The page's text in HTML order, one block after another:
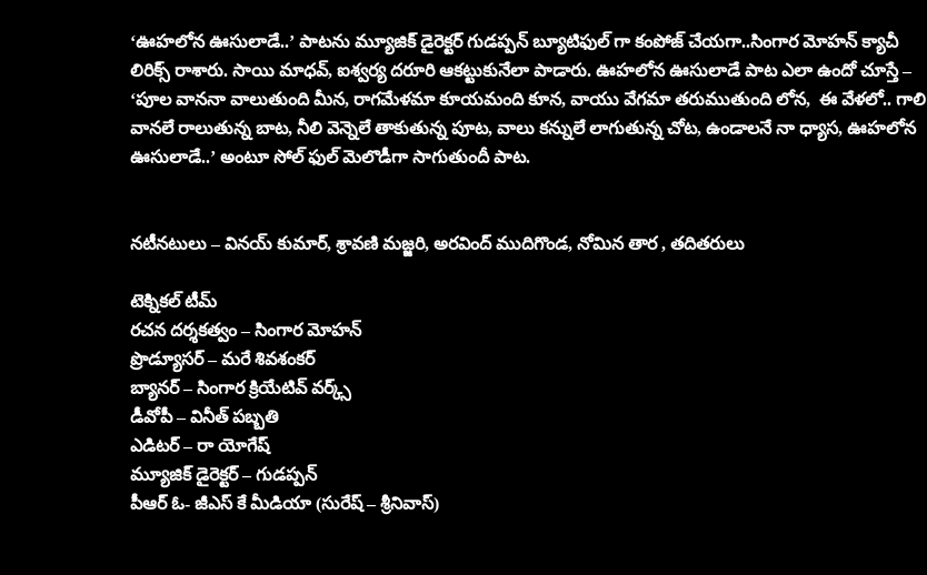
‘ఊహలోన ఊసులాడే..’ పాటను మ్యూజిక్ డైరెక్టర్ గుడప్పన్ బ్యూటిఫుల్ గా కంపోజ్ చేయగా..సింగార మోహన్ క్యాచీ
లిరిక్స్ రాశారు. సాయి మాధవ్, ఐశ్వర్య దరూరి ఆకట్టుకునేలా పాడారు. ఊహలోన ఊసులాడే పాట ఎలా ఉందో చూస్తే –
‘పూల వాననా వాలుతుంది మీన, రాగమేళమా కూయమంది కూన, వాయు వేగమా తరుముతుంది లోన, ఈ వేళలో.. గాలి
వానలే రాలుతున్న బాట, నీలి వెన్నెలే తాకుతున్న పూట, వాలు కన్నులే లాగుతున్న చోట, ఉండాలనే నా ధ్యాస, ఊహలోన
ఊసులాడే..’ అంటూ సోల్ ఫుల్ మెలొడీగా సాగుతుందీ పాట.
నటీనటులు – వినయ్ కుమార్, శ్రావణి మజ్జరి, అరవింద్ ముదిగొండ, నోమిన తార , తదితరులు
టెక్నికల్ టీమ్
రచన దర్శకత్వం – సింగార మోహన్
ప్రొడ్యూసర్ – మరే శివశంకర్
బ్యానర్ – సింగార క్రియేటివ్ వర్క్స్
డీవోపీ – వినీత్ పబ్బతి
ఎడిటర్ – రా యోగేష్
మ్యూజిక్ డైరెక్టర్ – గుడప్పన్
పీఆర్ ఓ- జీఎస్ కే మీడియా (సురేష్ – శ్రీనివాస్)